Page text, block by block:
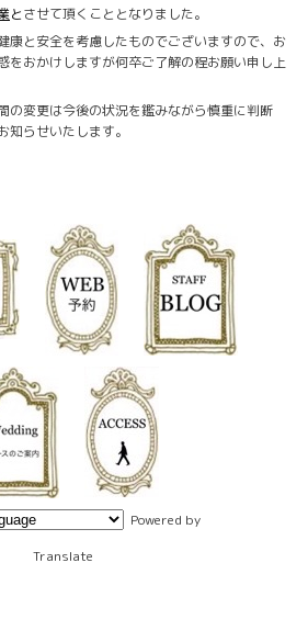
とさせて頂くこととなりました。
康と安全を考慮したものでございますので、お
をおかけしますが何卒ご了解の程お願い申し上
の変更は今後の状況を鑑みながら慎重に判断
知らせいたします。
Powered by
Translate